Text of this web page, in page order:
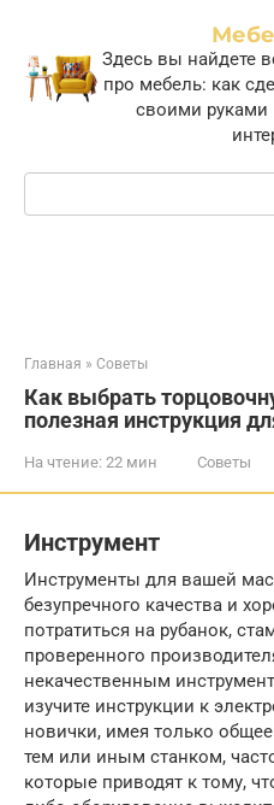
контенту
Здесь вы найдете
про мебель: как
своими руками
Поиск:
Главная » Советы
Как выбрать
полезная инструкция
На чтение: 22 мин Советы
Инструмент
Инструменты для вашей
безупречного качества и
потратиться на рубанок,
проверенного
некачественным
изучите инструкции к
новички, имея только
тем или иным станком,
которые приводят к тому,